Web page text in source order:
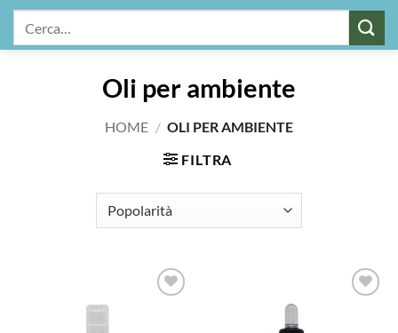
Oli per ambiente
HOME / OLI PER AMBIENTE
FILTRA